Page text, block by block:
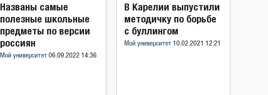
Названы самые
полезные школьные
предметы по версии
россиян
Мой университет 06.09.2022 14:36
В Карелии выпустили
методичку по борьбе
с буллингом
Мой университет 10.02.2021 12:21